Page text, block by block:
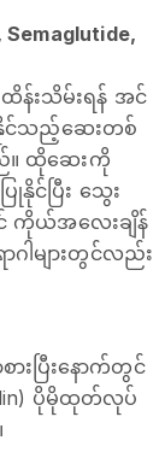
Semaglutide,
န်းသိမ်းရန် အင်
င်သည့်ဆေးတစ်
ည်။ ထိုဆေးကို
နိုင်ပြီး သွေး
ကိုယ်အလေးချိန်
ါများတွင်လည်း
ားပြီးနောက်တွင်
ပိုမိုထုတ်လုပ်